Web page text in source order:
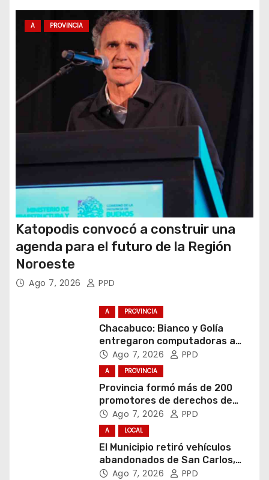
t
d
A PROVINCIA
Katopodis convocó a construir una
agenda para el futuro de la Región
Noroeste
Ago 7, 2026 PPD
A PROVINCIA
Chacabuco: Bianco y Golía
entregaron computadoras a
estudiantes
Ago 7, 2026 PPD
A PROVINCIA
Provincia formó más de 200
promotores de derechos de
niñas, niños y adolescentes
Ago 7, 2026 PPD
A LOCAL
El Municipio retiró vehículos
abandonados de San Carlos,
Olmos y el casco urbano
Ago 7, 2026 PPD